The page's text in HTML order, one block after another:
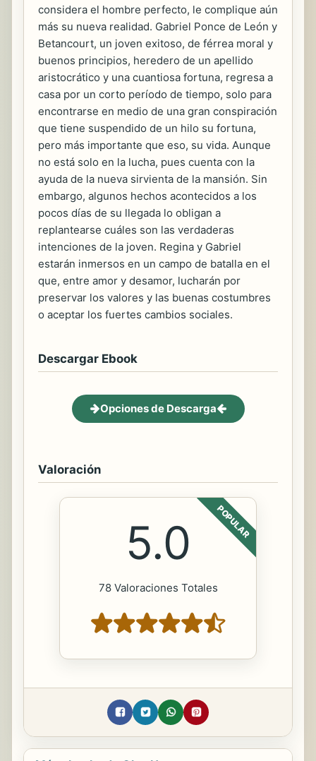
considera el hombre perfecto, le complique aún
más su nueva realidad. Gabriel Ponce de León y
Betancourt, un joven exitoso, de férrea moral y
buenos principios, heredero de un apellido
aristocrático y una cuantiosa fortuna, regresa a
casa por un corto período de tiempo, solo para
encontrarse en medio de una gran conspiración
que tiene suspendido de un hilo su fortuna,
pero más importante que eso, su vida. Aunque
no está solo en la lucha, pues cuenta con la
ayuda de la nueva sirvienta de la mansión. Sin
embargo, algunos hechos acontecidos a los
pocos días de su llegada lo obligan a
replantearse cuáles son las verdaderas
intenciones de la joven. Regina y Gabriel
estarán inmersos en un campo de batalla en el
que, entre amor y desamor, lucharán por
preservar los valores y las buenas costumbres
o aceptar los fuertes cambios sociales.
Descargar Ebook
Opciones de Descarga
Valoración
POPULAR
5.0
78 Valoraciones Totales